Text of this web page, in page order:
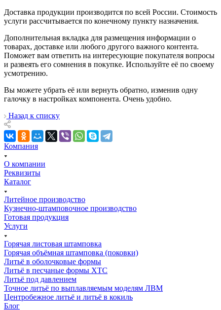
Доставка продукции производится по всей России. Стоимость
услуги рассчитывается по конечному пункту назначения.
Дополнительная вкладка для размещения информации о
товарах, доставке или любого другого важного контента.
Поможет вам ответить на интересующие покупателя вопросы
и развеять его сомнения в покупке. Используйте её по своему
усмотрению.
Вы можете убрать её или вернуть обратно, изменив одну
галочку в настройках компонента. Очень удобно.
Назад к списку
Компания
О компании
Реквизиты
Каталог
Литейное производство
Кузнечно-штамповочное производство
Готовая продукция
Услуги
Горячая листовая штамповка
Горячая объёмная штамповка (поковки)
Литьё в оболочковые формы
Литьё в песчаные формы ХТС
Литьё под давлением
Точное литьё по выплавляемым моделям ЛВМ
Центробежное литьё и литьё в кокиль
Блог